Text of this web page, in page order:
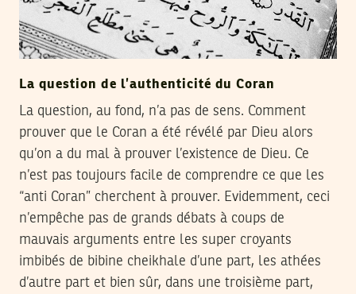
La question de l’authenticité du Coran
La question, au fond, n’a pas de sens. Comment
prouver que le Coran a été révélé par Dieu alors
qu’on a du mal à prouver l’existence de Dieu. Ce
n’est pas toujours facile de comprendre ce que les
“anti Coran” cherchent à prouver. Evidemment, ceci
n’empêche pas de grands débats à coups de
mauvais arguments entre les super croyants
imbibés de bibine cheikhale d’une part, les athées
d’autre part et bien sûr, dans une troisième part,